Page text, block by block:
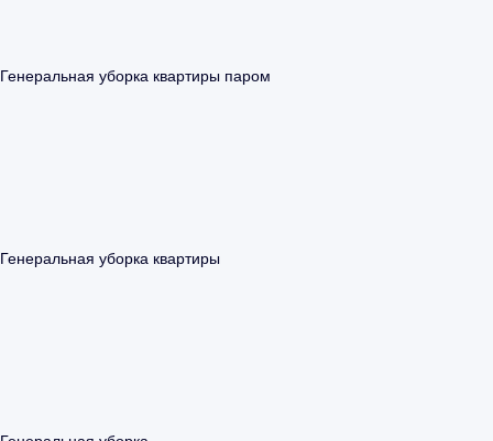
Генеральная уборка квартиры паром
Генеральная уборка квартиры